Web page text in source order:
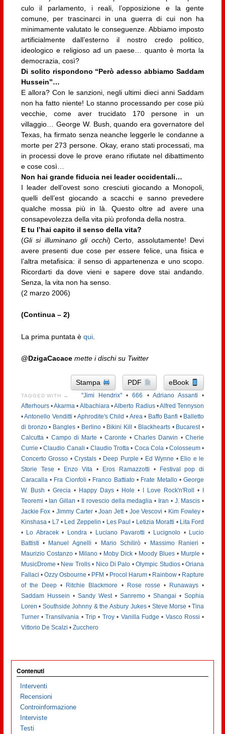
culo il parlamento, i reali, l’opposizione e la gente
comune, per trascinarci in una guerra di cui non ha
minimamente valutato le conseguenze. Abbiamo imposto
artificialmente dall’esterno il nostro credo politico,
ideologico e religioso ad un paese… quanto è morta la
democrazia, così?
Di solito rispondono “Però adesso abbiamo Saddam
Hussein”…
E allora? Con le sanzioni, negli ultimi dieci anni Saddam
non ha fatto niente! Lo stanno processando per cose più
vecchie, come aver trucidato 170 persone in un
villaggio… George W. Bush, quando era governatore del
Texas, ha firmato senza neanche leggerle le condanne a
morte per 273 persone. Okay, erano stati processati, ma
in processi dove le prove erano rifiutate nel dibattimento
e cose così…
Non hai grande fiducia nei leader occidentali…
I leader dell’ovest sono cresciuti giocando a Monopoli,
quelli dell’est giocando a scacchi e sanno prevedere
qualche mossa più in là. Questo oltre ad avere una
consapevolezza della vita più profonda della nostra.
E tu l’hai capito il senso della vita?
(Gli si illuminano gli occhi) Certo, assolutamente! Devi
avere presenti due cose per essere felice, una fisica e
l’altra metafisica: il senso di appartenenza e uno scopo.
Ricordarti da dove vieni e sapere dove stai andando.
Senza, la vita non ha senso.
(2 marzo 2006)
(Continua – 2)
La prima puntata è qui.
@DzigaCacace mette i dischi su Twitter
Stampa PDF eBook
TAGGED WITH → "Jimi Hendrix"•666 • Adriano Assanti •
Afterhours•Akarma • Albachiara•Alberto Radius•Alfred Tennyson
•Antonello Venditti • Aphrodite's Child • Area• Baffo Banfi • Balletto
di bronzo• Bangles • Berlino• Bikini Kill • Blackhearts• Bucarest•
Calcutta• Campo di Marte •Caronte •Charles Darwin •Cherie
Currie •Claudio Canali • Claudio Trotta • Coca Cola • Colosseum•
Concerto Grosso •Crystals • Deep Purple • Ed Wynne • Elio e le
Storie Tese • Enzo Vita • Eros Ramazzotti •
Festival pop di
Caracalla• Fra Cionfoli • Franco Battiato• Frate Metallo•George
W. Bush • Grecia• Happy Days• Hole • I Love Rock'n'Roll •
Teoremi • Ian Gillan • Il rovescio della medaglia • Iran • J. Mascis •
Jackie Fox • Jimmy Carter•Joan Jett• Joe Vescovi • Kim Fowley•
Kinshasa• L7 • Led Zeppelin • Les Paul • Letizia Moratti • Lita Ford
• Lo Abracek• Londra• Luciano Pavarotti • Lucignolo • Lucio
Battisti • Manuel Agnelli • Mario Schilirò• Massimo Ranieri •
Maurizio Costanzo• Milano• Moby Dick • Moody Blues • Murple •
MusicDrome • New Trolls• Nico Di Palo •Olympic Studios•Oriana
Fallaci • Ozzy Osbourne • PFM • Procol Harum• Rainbow • Rapture
of the Deep • Ritchie Blackmore • Rose rosse • Runaways •
Saddam Hussein • Sandy West•Sanremo •Shangai •Sophia
Loren • Southside Johnny & the Asbury Jukes• Steve Morse •Tina
Turner•Transilvania •Trip • Troy• Vanilla Fudge • Vasco Rossi •
Vittorio De Scalzi • Zucchero
Contenuti
Interventi
Recensioni
Controinformazione
Interviste
Testi